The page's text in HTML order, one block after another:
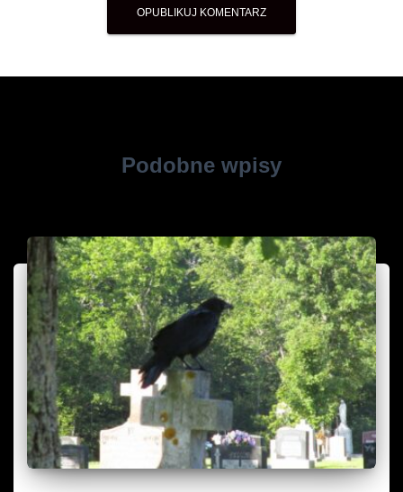
Podobne wpisy